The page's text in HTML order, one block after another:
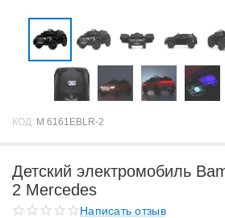
КОД: M 6161EBLR-2
Детский электромобиль
2 Mercedes
Написать отзыв